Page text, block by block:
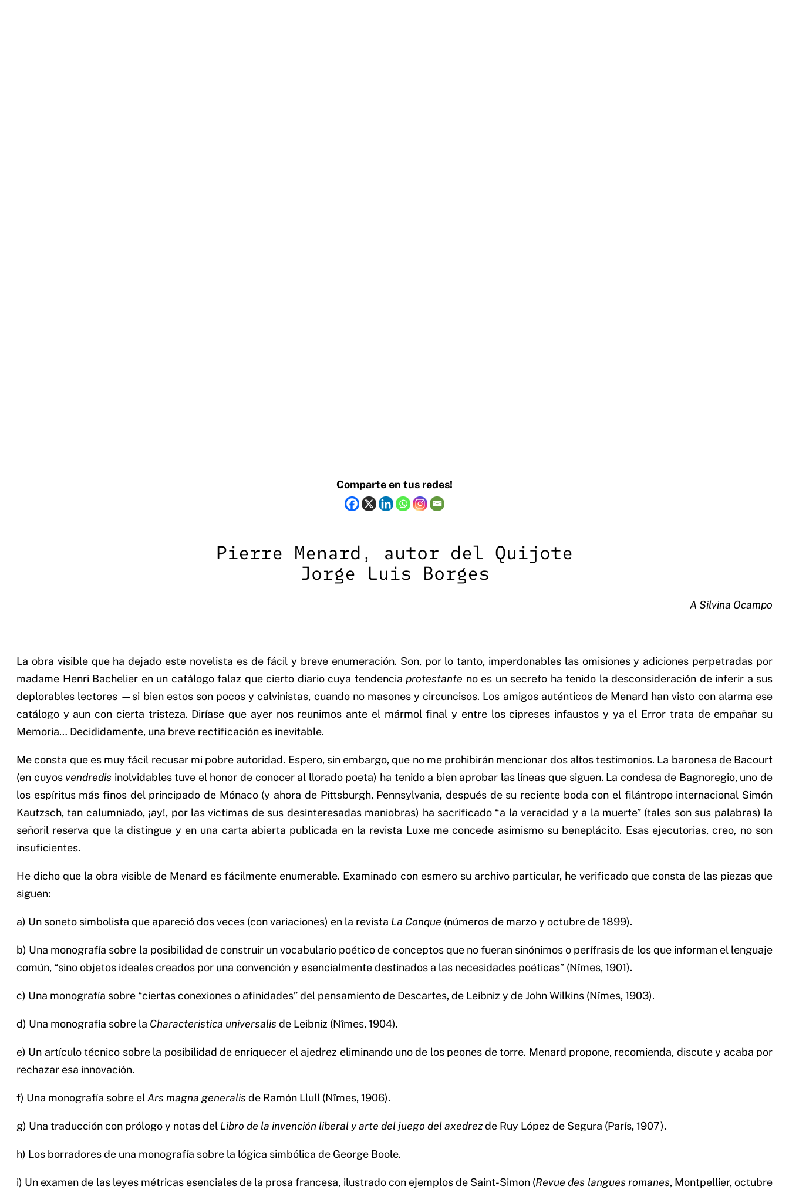
Comparte en tus redes!
Pierre Menard, autor del Quijote
Jorge Luis Borges
A Silvina Ocampo
La obra visible que ha dejado este novelista es de fácil y breve enumeración. Son, por lo tanto, imperdonables las omisiones y adiciones perpetradas por
madame Henri Bachelier en un catálogo falaz que cierto diario cuya tendencia protestante no es un secreto ha tenido la desconsideración de inferir a sus
deplorables lectores —si bien estos son pocos y calvinistas, cuando no masones y circuncisos. Los amigos auténticos de Menard han visto con alarma ese
catálogo y aun con cierta tristeza. Diríase que ayer nos reunimos ante el mármol final y entre los cipreses infaustos y ya el Error trata de empañar su
Memoria… Decididamente, una breve rectificación es inevitable.
Me consta que es muy fácil recusar mi pobre autoridad. Espero, sin embargo, que no me prohibirán mencionar dos altos testimonios. La baronesa de Bacourt
(en cuyos vendredis inolvidables tuve el honor de conocer al llorado poeta) ha tenido a bien aprobar las líneas que siguen. La condesa de Bagnoregio, uno de
los espíritus más finos del principado de Mónaco (y ahora de Pittsburgh, Pennsylvania, después de su reciente boda con el filántropo internacional Simón
Kautzsch, tan calumniado, ¡ay!, por las víctimas de sus desinteresadas maniobras) ha sacrificado “a la veracidad y a la muerte” (tales son sus palabras) la
señoril reserva que la distingue y en una carta abierta publicada en la revista Luxe me concede asimismo su beneplácito. Esas ejecutorias, creo, no son
insuficientes.
He dicho que la obra visible de Menard es fácilmente enumerable. Examinado con esmero su archivo particular, he verificado que consta de las piezas que
siguen:
a) Un soneto simbolista que apareció dos veces (con variaciones) en la revista La Conque (números de marzo y octubre de 1899).
b) Una monografía sobre la posibilidad de construir un vocabulario poético de conceptos que no fueran sinónimos o perífrasis de los que informan el lenguaje
común, “sino objetos ideales creados por una convención y esencialmente destinados a las necesidades poéticas” (Nîmes, 1901).
c) Una monografía sobre “ciertas conexiones o afinidades” del pensamiento de Descartes, de Leibniz y de John Wilkins (Nîmes, 1903).
d) Una monografía sobre la Characteristica universalis de Leibniz (Nîmes, 1904).
e) Un artículo técnico sobre la posibilidad de enriquecer el ajedrez eliminando uno de los peones de torre. Menard propone, recomienda, discute y acaba por
rechazar esa innovación.
f) Una monografía sobre elArs magna generalis de Ramón Llull (Nîmes, 1906).
g) Una traducción con prólogo y notas del Libro de la invención liberal y arte del juego del axedrezde Ruy López de Segura (París, 1907).
h) Los borradores de una monografía sobre la lógica simbólica de George Boole.
i) Un examen de las leyes métricas esenciales de la prosa francesa, ilustrado con ejemplos de Saint­-Simon (Revue des langues romanes, Montpellier, octubre